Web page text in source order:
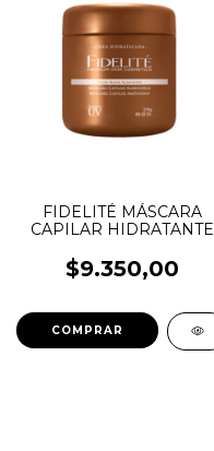
FIDELITÉ MÁSCARA
CAPILAR HIDRATANTE
$9.350,00
COMPRAR